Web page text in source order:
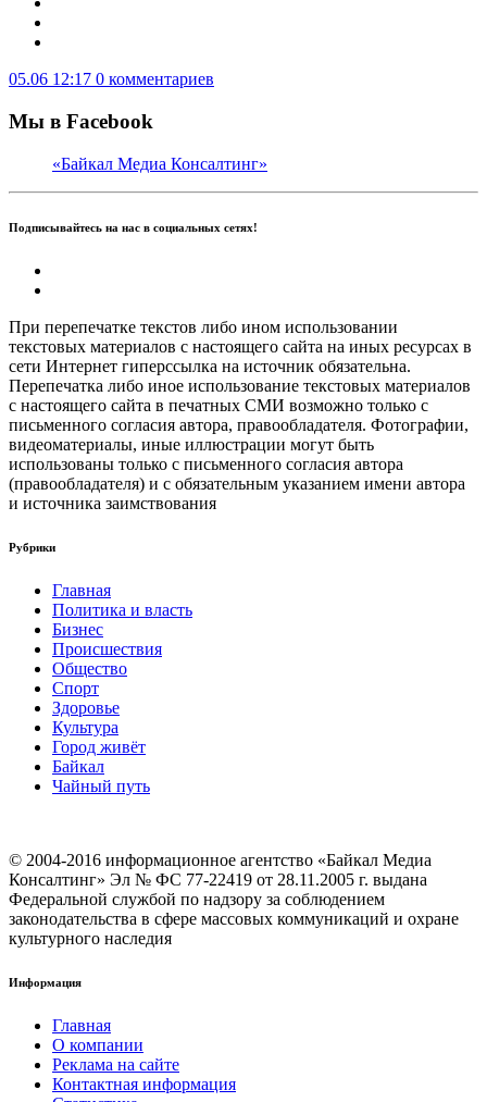
05.06 12:17 0 комментариев
Мы в Facebook
«Байкал Медиа Консалтинг»
Подписывайтесь на нас в социальных сетях!
При перепечатке текстов либо ином использовании
текстовых материалов с настоящего сайта на иных ресурсах в
сети Интернет гиперссылка на источник обязательна.
Перепечатка либо иное использование текстовых материалов
с настоящего сайта в печатных СМИ возможно только с
письменного согласия автора, правообладателя. Фотографии,
видеоматериалы, иные иллюстрации могут быть
использованы только с письменного согласия автора
(правообладателя) и с обязательным указанием имени автора
и источника заимствования
Рубрики
Главная
Политика и власть
Бизнес
Происшествия
Общество
Cпорт
Здоровье
Культура
Город живёт
Байкал
Чайный путь
© 2004-2016 информационное агентство «Байкал Медиа
Консалтинг» Эл № ФС 77-22419 от 28.11.2005 г. выдана
Федеральной службой по надзору за соблюдением
законодательства в сфере массовых коммуникаций и охране
культурного наследия
Информация
Главная
О компании
Реклама на сайте
Контактная информация